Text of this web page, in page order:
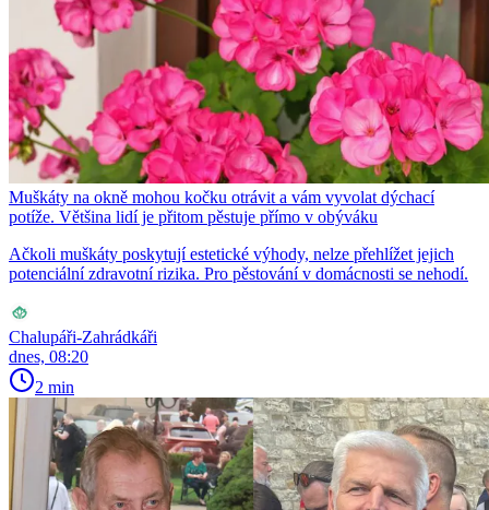
Muškáty na okně mohou kočku otrávit a vám vyvolat dýchací
potíže. Většina lidí je přitom pěstuje přímo v obýváku
Ačkoli muškáty poskytují estetické výhody, nelze přehlížet jejich
potenciální zdravotní rizika. Pro pěstování v domácnosti se nehodí.
Chalupáři-Zahrádkáři
dnes, 08:20
2 min